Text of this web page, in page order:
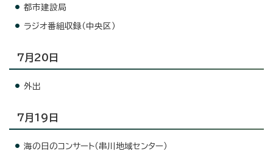
都市建設局
ラジオ番組収録（中央区）
7月20日
外出
7月19日
海の日のコンサート（串川地域センター）